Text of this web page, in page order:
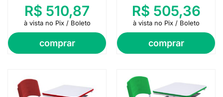
comprar
R$ 510,87
à vista no Pix / Boleto
comprar
R$ 505,36
à vista no Pix / Boleto